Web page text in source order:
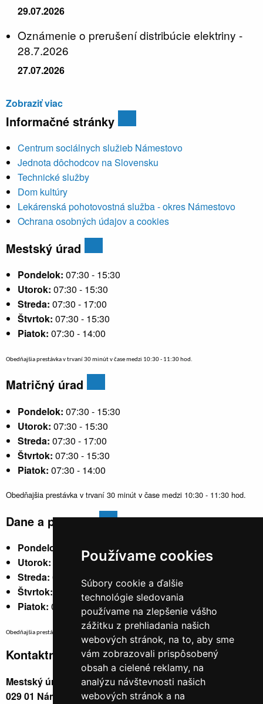
Používame cookies
Súbory cookie a ďalšie
technológie sledovania
používame na zlepšenie vášho
zážitku z prehliadania našich
webových stránok, na to, aby sme
vám zobrazovali prispôsobený
obsah a cielené reklamy, na
analýzu návštevnosti našich
webových stránok a na
29.07.2026
Oznámenie o prerušení distribúcie elektriny -
28.7.2026
27.07.2026
Zobraziť viac
Informačné stránky
Centrum sociálnych služieb Námestovo
Jednota dôchodcov na Slovensku
Technické služby
Dom kultúry
Lekárenská pohotovostná služba - okres Námestovo
Ochrana osobných údajov a cookies
Mestský úrad
Pondelok: 07:30 - 15:30
Utorok: 07:30 - 15:30
Streda: 07:30 - 17:00
Štvrtok: 07:30 - 15:30
Piatok: 07:30 - 14:00
Obedňajšia prestávka v trvaní 30 minút v čase medzi 10:30 - 11:30 hod.
Matričný úrad
Pondelok: 07:30 - 15:30
Utorok: 07:30 - 15:30
Streda: 07:30 - 17:00
Štvrtok: 07:30 - 15:30
Piatok: 07:30 - 14:00
Obedňajšia prestávka v trvaní 30 minút v čase medzi 10:30 - 11:30 hod.
Dane a poplatky
Pondelok:
07:30 - 15:30
Utorok:
nestránkový
Streda: 07:30 - 17:00
Štvrtok:
nestránkový
Piatok: 07:30 - 14:00
Obedňajšia prestávka v trvaní 30 minút v čase medzi 10:30 - 11:30 hod.
Kontaktné údaje
Mestský úrad, Cyrila a Metoda 329/6,
029 01 Námestovo